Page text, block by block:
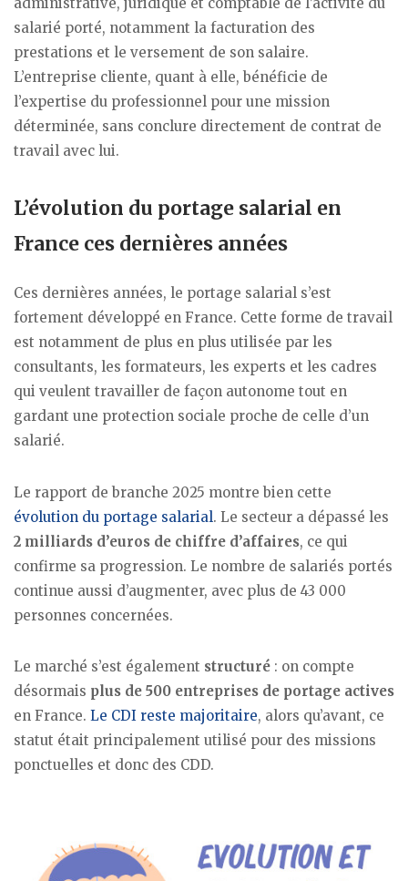
salarié porté, notamment la facturation des
prestations et le versement de son salaire.
L’entreprise cliente, quant à elle, bénéficie de
l’expertise du professionnel pour une mission
déterminée, sans conclure directement de contrat de
travail avec lui.
L’évolution du portage salarial en
France ces dernières années
Ces dernières années, le portage salarial s’est
fortement développé en France. Cette forme de travail
est notamment de plus en plus utilisée par les
consultants, les formateurs, les experts et les cadres
qui veulent travailler de façon autonome tout en
gardant une protection sociale proche de celle d’un
salarié.
Le rapport de branche 2025 montre bien cette
évolution du portage salarial. Le secteur a dépassé les
2 milliards d’euros de chiffre d’affaires, ce qui
confirme sa progression. Le nombre de salariés portés
continue aussi d’augmenter, avec plus de 43 000
personnes concernées.
Le marché s’est également structuré : on compte
désormais plus de 500 entreprises de portage actives
en France. Le CDI reste majoritaire, alors qu’avant, ce
statut était principalement utilisé pour des missions
ponctuelles et donc des CDD.